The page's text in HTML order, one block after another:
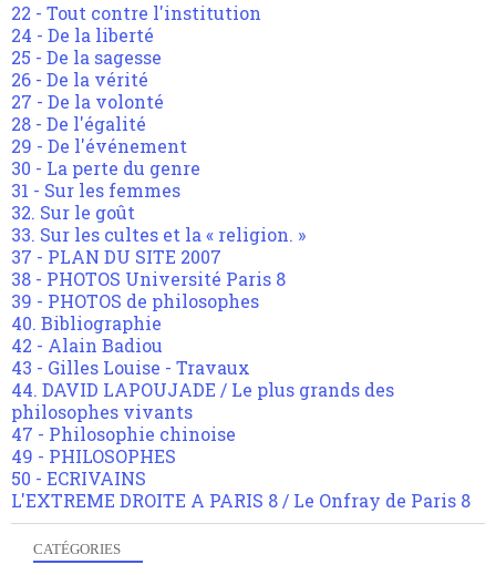
22 - Tout contre l'institution
24 - De la liberté
25 - De la sagesse
26 - De la vérité
27 - De la volonté
28 - De l'égalité
29 - De l'événement
30 - La perte du genre
31 - Sur les femmes
32. Sur le goût
33. Sur les cultes et la « religion. »
37 - PLAN DU SITE 2007
38 - PHOTOS Université Paris 8
39 - PHOTOS de philosophes
40. Bibliographie
42 - Alain Badiou
43 - Gilles Louise - Travaux
44. DAVID LAPOUJADE / Le plus grands des
philosophes vivants
47 - Philosophie chinoise
49 - PHILOSOPHES
50 - ECRIVAINS
L'EXTREME DROITE A PARIS 8 / Le Onfray de Paris 8
CATÉGORIES